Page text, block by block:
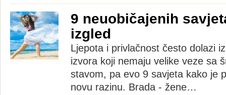
9 neuobičajenih
izgled
Ljepota i privlačnost često dolazi
izvora koji nemaju velike veze sa
stavom, pa evo 9 savjeta kako je
novu razinu. Brada - žene…